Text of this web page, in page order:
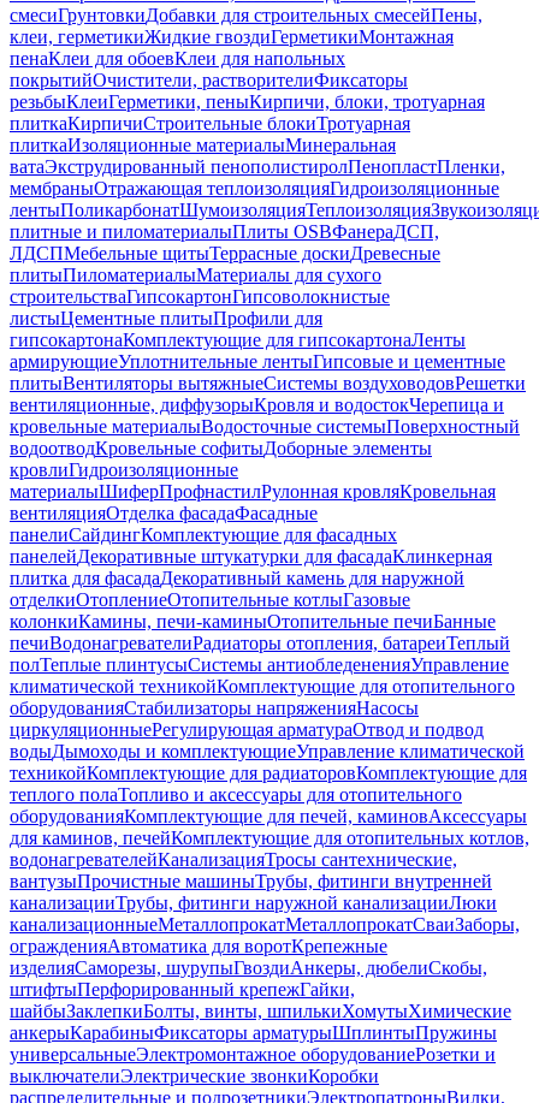
смесиГрунтовкиДобавки для строительных смесейПены,
клеи, герметикиЖидкие гвоздиГерметикиМонтажная
пенаКлеи для обоевКлеи для напольных
покрытийОчистители, растворителиФиксаторы
резьбыКлеиГерметики, пеныКирпичи, блоки, тротуарная
плиткаКирпичиСтроительные блокиТротуарная
плиткаИзоляционные материалыМинеральная
ватаЭкструдированный пенополистиролПенопластПленки,
мембраныОтражающая теплоизоляцияГидроизоляционные
лентыПоликарбонатШумоизоляцияТеплоизоляция
плитные и пиломатериалыПлиты OSBФанераДСП,
ЛДСПМебельные щитыТеррасные доскиДревесные
плитыПиломатериалыМатериалы для сухого
строительстваГипсокартонГипсоволокнистые
листыЦементные плитыПрофили для
гипсокартонаКомплектующие для гипсокартонаЛенты
армирующиеУплотнительные лентыГипсовые и цементные
плитыВентиляторы вытяжныеСистемы воздуховодовРешетки
вентиляционные, диффузорыКровля и водостокЧерепица и
кровельные материалыВодосточные системыПоверхностный
водоотводКровельные софитыДоборные элементы
кровлиГидроизоляционные
материалыШиферПрофнастилРулонная кровляКровельная
вентиляцияОтделка фасадаФасадные
панелиСайдингКомплектующие для фасадных
панелейДекоративные штукатурки для фасадаКлинкерная
плитка для фасадаДекоративный камень для наружной
отделкиОтоплениеОтопительные котлыГазовые
колонкиКамины, печи-каминыОтопительные печиБанные
печиВодонагревателиРадиаторы отопления, батареиТеплый
полТеплые плинтусыСистемы антиобледененияУправление
климатической техникойКомплектующие для отопительного
оборудованияСтабилизаторы напряженияНасосы
циркуляционныеРегулирующая арматураОтвод и подвод
водыДымоходы и комплектующиеУправление климатической
техникойКомплектующие для радиаторовКомплектующие для
теплого полаТопливо и аксессуары для отопительного
оборудованияКомплектующие для печей, каминовАксессуары
для каминов, печейКомплектующие для отопительных котлов,
водонагревателейКанализацияТросы сантехнические,
вантузыПрочистные машиныТрубы, фитинги внутренней
канализацииТрубы, фитинги наружной канализацииЛюки
канализационныеМеталлопрокатМеталлопрокатСваиЗаборы,
огражденияАвтоматика для воротКрепежные
изделияСаморезы, шурупыГвоздиАнкеры, дюбелиСкобы,
штифтыПерфорированный крепежГайки,
шайбыЗаклепкиБолты, винты, шпилькиХомутыХимические
анкерыКарабиныФиксаторы арматурыШплинтыПружины
универсальныеЭлектромонтажное оборудованиеРозетки и
выключателиЭлектрические звонкиКоробки
распределительные и подрозетникиЭлектропатроныВилки,